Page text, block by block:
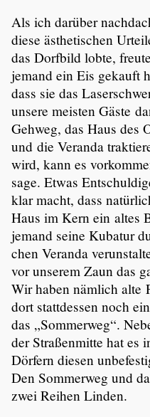
Als ich darüber
diese ästhe­ti­schen
das Dorfbild lobte,
jemand ein Eis gekauft
dass sie das
unsere meisten Gäste
Gehweg, das Haus des
und die Veranda
wird, kann es
sage. Etwas
klar macht, dass
Haus im Kern ein altes
jemand seine Kubatur
chen Veranda
vor unserem Zaun das
Wir haben nämlich alte
dort statt­dessen noch
das „Sommerweg“.
der Straßen­mitte hat es
Dörfern diesen
Den Sommerweg und
zwei Reihen Linden.